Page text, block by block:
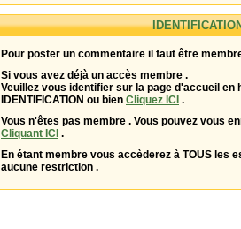
Pour poster un commentaire il faut être
Si vous avez déjà un accès membre .
Veuillez vous identifier sur la page d'accueil en
IDENTIFICATION ou bien Cliquez ICI .
Vous n'êtes pas membre . Vous pouvez vous
Cliquant ICI .
En étant membre vous accèderez à TOUS les
aucune restriction .